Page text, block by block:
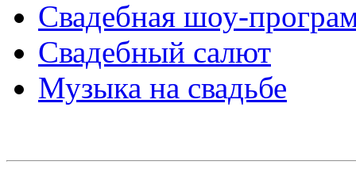
Свадебная шоу-
Свадебный салют
Музыка на свадьбе